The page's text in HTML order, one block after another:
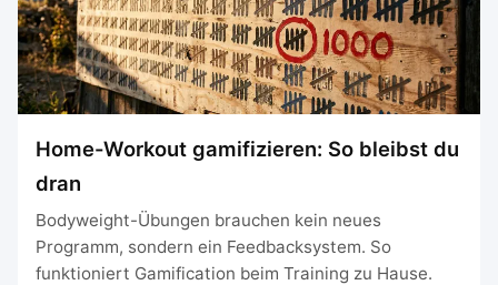
Home-Workout gamifizieren: So bleibst du
dran
Bodyweight-Übungen brauchen kein neues
Programm, sondern ein Feedbacksystem. So
funktioniert Gamification beim Training zu Hause.